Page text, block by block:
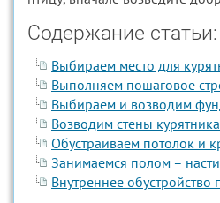
Содержание статьи:
Выбираем место для
Выполняем пошаговое
Выбираем и возводим
Возводим стены курятника
Обустраиваем потолок и
Занимаемся полом –
Внутреннее